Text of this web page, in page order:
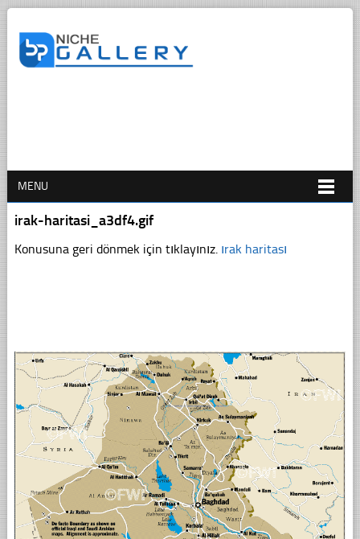
MENU
irak-haritasi_a3df4.gif
Konusuna geri dönmek için tıklayınız. ırak haritası